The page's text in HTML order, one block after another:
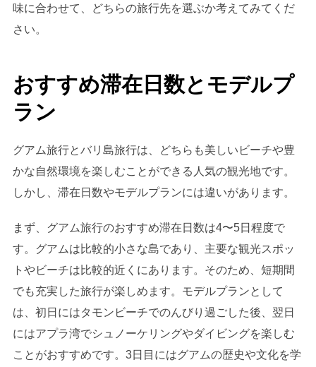
味に合わせて、どちらの旅行先を選ぶか考えてみてくだ
さい。
おすすめ滞在日数とモデルプ
ラン
グアム旅行とバリ島旅行は、どちらも美しいビーチや豊
かな自然環境を楽しむことができる人気の観光地です。
しかし、滞在日数やモデルプランには違いがあります。
まず、グアム旅行のおすすめ滞在日数は4〜5日程度で
す。グアムは比較的小さな島であり、主要な観光スポッ
トやビーチは比較的近くにあります。そのため、短期間
でも充実した旅行が楽しめます。モデルプランとして
は、初日にはタモンビーチでのんびり過ごした後、翌日
にはアプラ湾でシュノーケリングやダイビングを楽しむ
ことがおすすめです。3日目にはグアムの歴史や文化を学